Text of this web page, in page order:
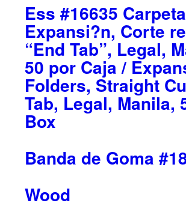
Ess #16635
Expansi?n, Corte
“End Tab”, Legal,
50 por Caja /
Folders, Straight
Tab, Legal, Manila,
Box
Banda de Goma
Wood